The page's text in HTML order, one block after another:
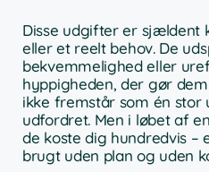
Disse udgifter er sjældent
eller et reelt behov. De
bekvemmelighed eller
hyppigheden, der gør
ikke fremstår som én
udfordret. Men i løbet af
de koste dig hundredvis –
brugt uden plan og uden